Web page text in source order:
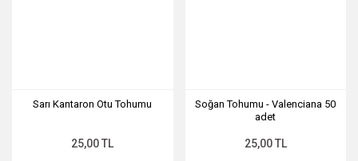
Sarı Kantaron Otu Tohumu
25,00 TL
Soğan Tohumu - Valenciana 50
adet
25,00 TL